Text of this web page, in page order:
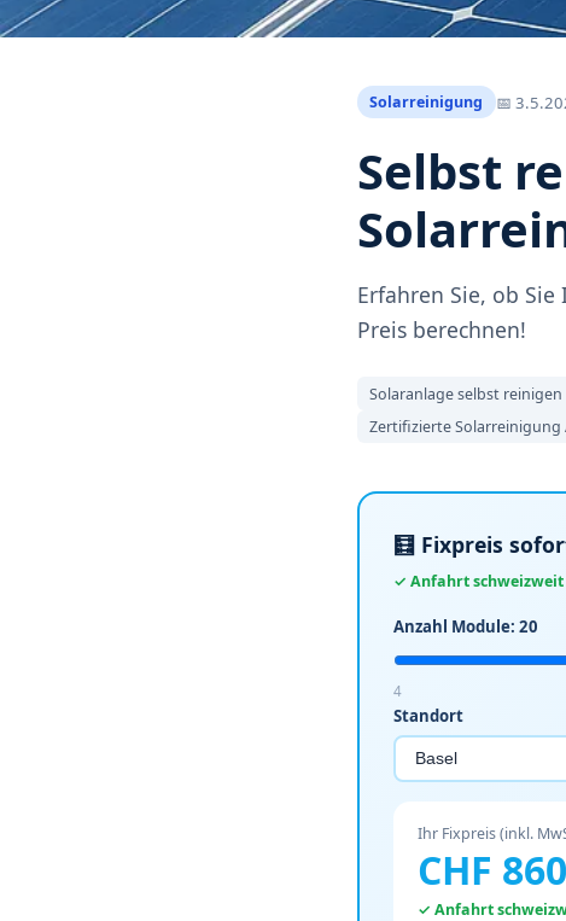
Solarreinigung 📅
Selbst
Erfahren Sie, ob
Preis berechnen!
Solaranlage selbst reinigen
Zertifizierte Solarreinigung
🧮 Fixpreis
✓ Anfahrt schweizweit
Anzahl Module: 20
4
Standort
Ihr Fixpreis (inkl.
CHF 860
✓ Anfahrt